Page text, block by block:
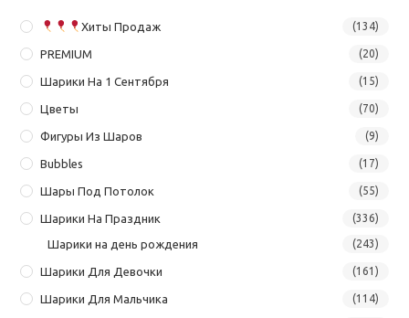
Хиты Продаж (134)
PREMIUM (20)
Шарики На 1 Сентября (15)
Цветы (70)
Фигуры Из Шаров (9)
Bubbles (17)
Шары Под Потолок (55)
Шарики На Праздник (336)
Шарики на день рождения (243)
Шарики Для Девочки (161)
Шарики Для Мальчика (114)